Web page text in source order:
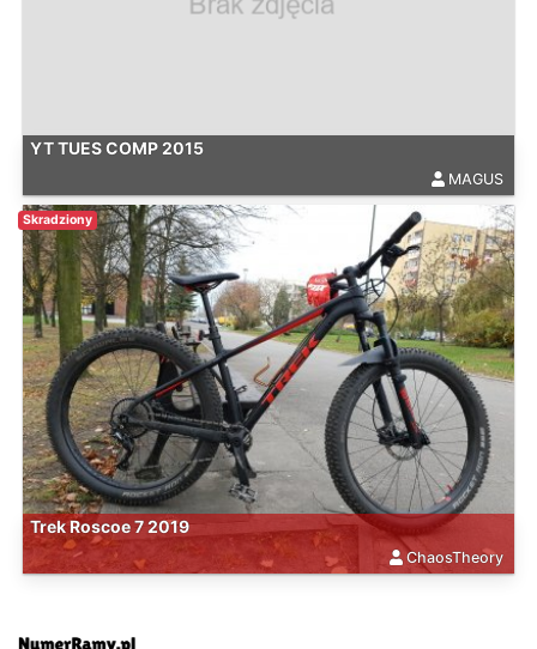
YT TUES COMP 2015
MAGUS
Skradziony
Trek Roscoe 7 2019
ChaosTheory